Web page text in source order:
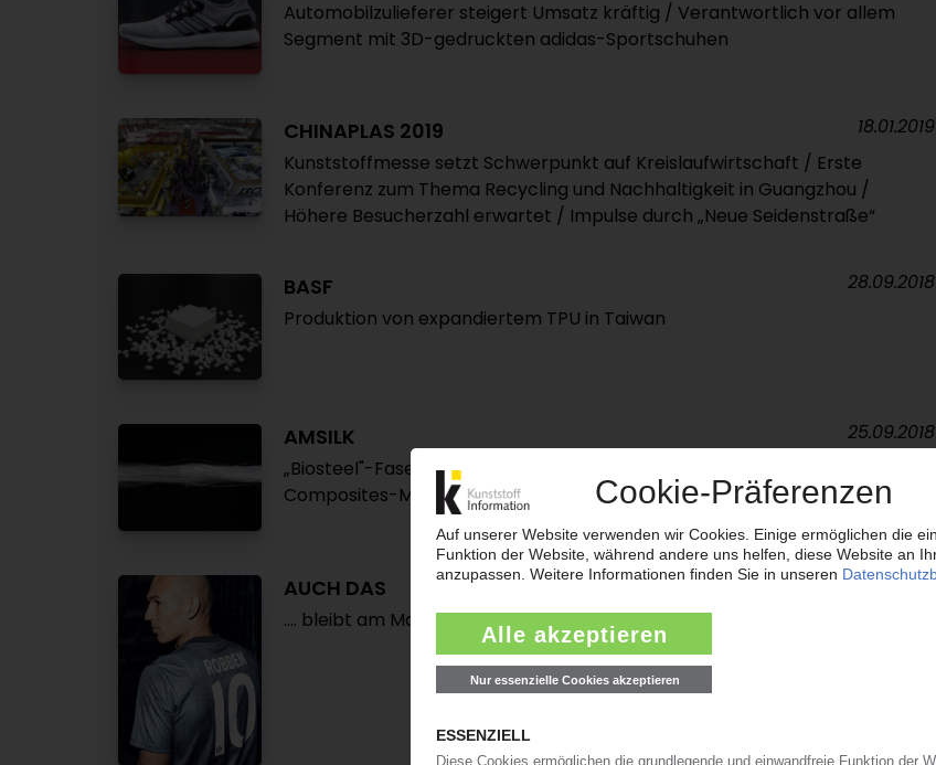
Automobilzulieferer steigert Umsatz kräftig / Verantwortlich vor allem
Segment mit 3D-gedruckten adidas-Sportschuhen
CHINAPLAS 2019
Kunststoffmesse setzt Schwerpunkt auf Kreislaufwirtschaft / Erste
Konferenz zum Thema Recycling und Nachhaltigkeit in Guangzhou /
Höhere Besucherzahl erwartet / Impulse durch „Neue Seidenstraße“
18.01.2019
BASF
Produktion von expandiertem TPU in Taiwan
28.09.2018
AMSILK
„Biosteel"-Fasern sollen Flugzeugbau revolutionieren / Verstärkung für
Composites-Materialien
25.09.2018
AUCH DAS
.… bleibt am Mann:
21.09.2018